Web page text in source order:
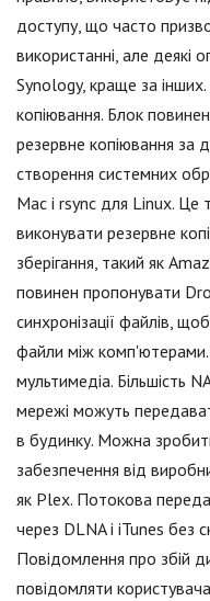
доступу, що часто
використанні, але деякі
Synology, краще за
копіювання. Блок
резервне копіювання за
створення системних
Mac і rsync для Linux.
виконувати резервне
зберігання, такий як
повинен пропонувати
синхронізації файлів,
файли між комп'ютерами.
мультимедіа. Більшість
мережі можуть
в будинку. Можна
забезпечення від
як Plex. Потокова
через DLNA і iTunes без
Повідомлення про збій
повідомляти